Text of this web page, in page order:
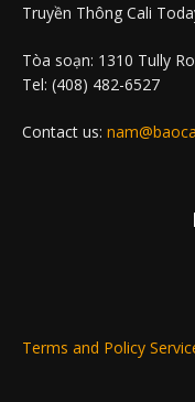
Truyền Thông Cali
Tòa soạn: 1310 Tully
Tel: (408) 482-6527
Contact us:
Terms and Policy